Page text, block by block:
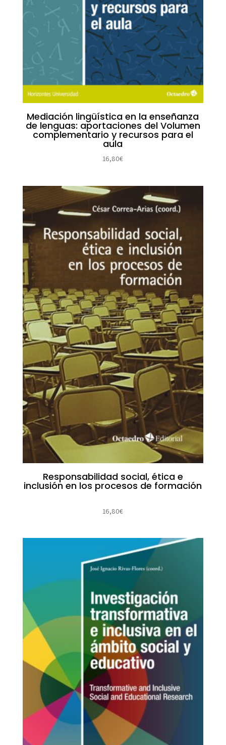
Mediación lingüística en la enseñanza
de lenguas: aportaciones del Volumen
complementario y recursos para el
aula
16,80€
Responsabilidad social, ética e
inclusión en los procesos de formación
16,80€